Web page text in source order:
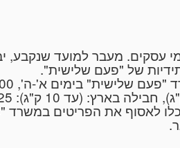
על הרוכש להסדיר את נושא התשלום בתוך 7
של "פעם שלישית".
לאסוף את הפריטים